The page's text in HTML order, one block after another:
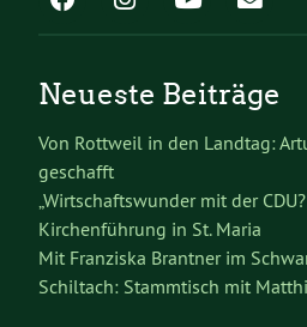
Neueste Beiträge
Von Rottweil in den Landtag:
geschafft
„Wirtschaftswunder mit der
Kirchenführung in St. Maria
Mit Franziska Brantner im
Schiltach: Stammtisch mit